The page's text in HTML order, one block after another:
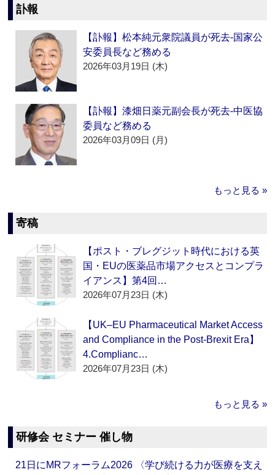
訃報
【訃報】松本純元衆院議員が死去‐国家公
安委員長など務める
2026年03月19日 (木)
【訃報】漆畑日薬元副会長が死去‐中医協
委員など務める
2026年03月09日 (月)
もっと見る »
寄稿
【ポスト・ブレグジット時代における英
国・EUの医薬品市場アクセスとコンプラ
イアンス】第4回…
2026年07月23日 (木)
【UK–EU Pharmaceutical Market Access
and Compliance in the Post-Brexit Era】
4.Complianc…
2026年07月23日 (木)
もっと見る »
研修会 セミナー 催し物
21日にMRフォーラム2026 〈学び続ける力が医療を支え